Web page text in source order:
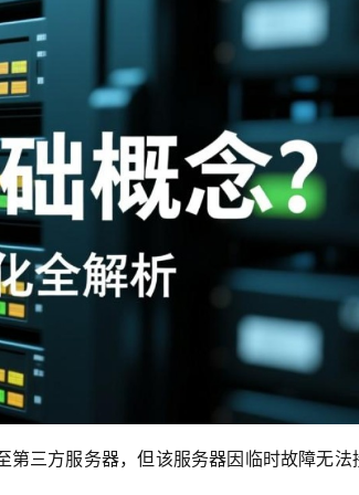
三方服务器，但该服务器因临时故障无法